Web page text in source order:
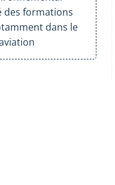
des formations
dans le